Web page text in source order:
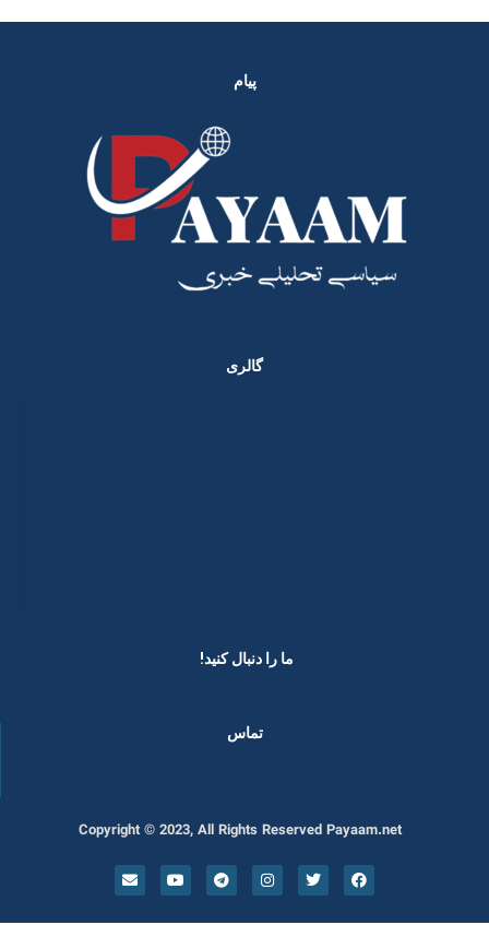
پیام
گالری
ما را دنبال کنید! ​
تماس
Copyright © 2023, All Rights Reserved Payaam.net